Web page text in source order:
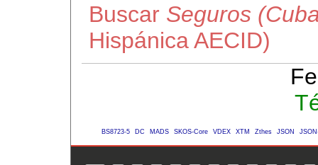
Buscar Seguros
Hispánica AECID)
BS8723-5 DC MADS SKOS-Core VDEX XTM Zthes JSON